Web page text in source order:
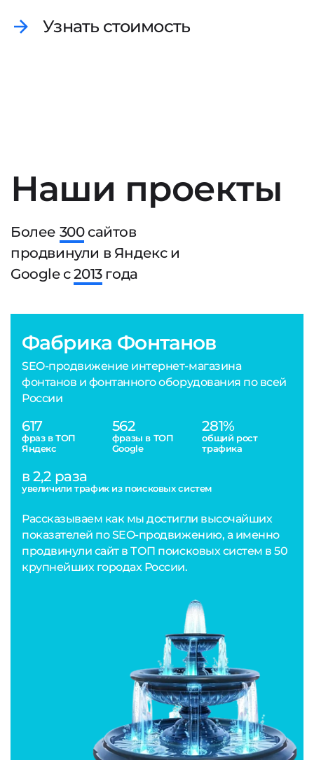
Узнать стоимость
Наши проекты
Более 300сайтов
продвинули в Яндекс и
Google с2013года
Фабрика Фонтанов
SEO-продвижение интернет-магазина
фонтанов и фонтанного оборудования по всей
России
617
фраз в ТОП
Яндекс
562
фразы в ТОП
Google
281%
общий рост
трафика
в 2,2 раза
увеличили трафик из поисковых систем
Рассказываем как мы достигли высочайших
показателей по SEO-продвижению, а именно
продвинули сайт в ТОП поисковых систем в 50
крупнейших городах России.